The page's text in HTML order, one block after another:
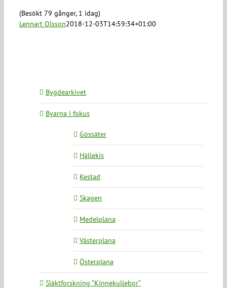
(Besökt 79 gånger, 1 idag)
Lennart Olsson2018-12-03T14:59:34+01:00
Bygdearkivet
Byarna i fokus
Gössäter
Hällekis
Kestad
Skagen
Medelplana
Västerplana
Österplana
Släktforskning ”Kinnekullebor”